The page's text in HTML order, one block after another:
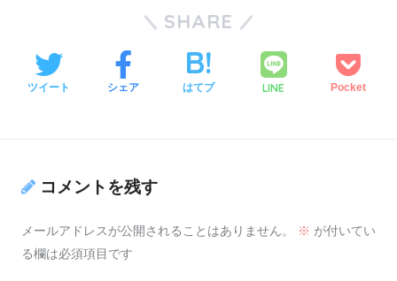
SHARE
ツイート シェア はてブ LINE Pocket
コメントを残す
メールアドレスが公開されることはありません。 ※ が付いてい
る欄は必須項目です